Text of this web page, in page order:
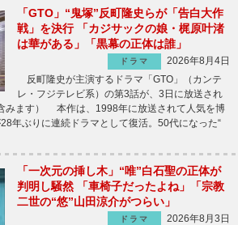
「GTO」“鬼塚”反町隆史らが「告白大作
戦」を決行 「カジサックの娘・梶原叶渚
は華がある」「黒幕の正体は誰」
ドラマ
2026年8月4日
反町隆史が主演するドラマ「GTO」（カンテ
レ・フジテレビ系）の第3話が、3日に放送され
みます） 本作は、1998年に放送されて人気を博
年ぶりに連続ドラマとして復活。50代になった“
「一次元の挿し木」“唯”白石聖の正体が
判明し騒然 「車椅子だったよね」「宗教
二世の“悠”山田涼介がつらい」
ドラマ
2026年8月3日